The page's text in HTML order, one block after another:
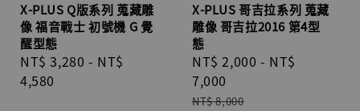
X-PLUS Q版系列 蒐藏雕
像 福音戰士 初號機 G 覺
醒型態
Regular
price
NT$ 3,280 - NT$
4,580
X-PLUS 哥吉拉系列 蒐藏
雕像 哥吉拉2016 第4型
態
Sale
price
NT$ 2,000 - NT$
7,000
Regular
NT$ 8,000